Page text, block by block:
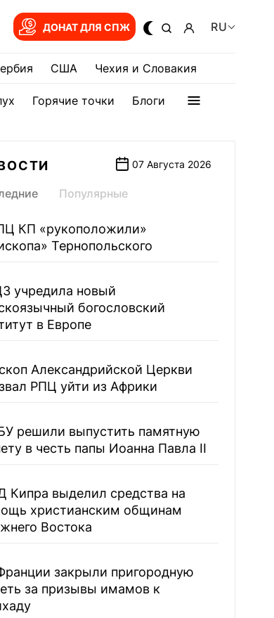
ДОНАТ ДЛЯ СПЖ RU
США Чехия и Словакия
Горячие точки Блоги
07 Августа 2026
Популярные
КП «рукоположили»
Тернопольского
учредила новый
богословский
в Европе
Александрийской Церкви
РПЦ уйти из Африки
решили выпустить памятную
в честь папы Иоанна Павла II
Кипра выделил средства на
христианским общинам
Востока
закрыли пригородную
за призывы имамов к